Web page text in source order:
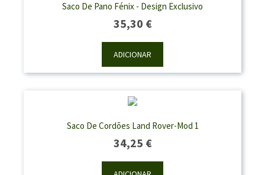
Saco De Pano Fénix - Design Exclusivo
35,30 €
ADICIONAR
Saco De Cordões Land Rover-Mod 1
34,25 €